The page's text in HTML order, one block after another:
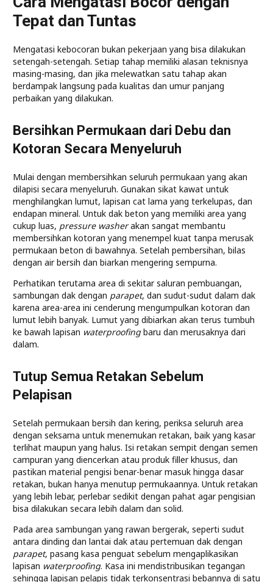
Tepat dan Tuntas
Mengatasi kebocoran bukan pekerjaan yang bisa dilakukan
setengah-setengah. Setiap tahap memiliki alasan teknisnya
masing-masing, dan jika melewatkan satu tahap akan
berdampak langsung pada kualitas dan umur panjang
perbaikan yang dilakukan.
Bersihkan Permukaan dari Debu dan
Kotoran Secara Menyeluruh
Mulai dengan membersihkan seluruh permukaan yang akan
dilapisi secara menyeluruh. Gunakan sikat kawat untuk
menghilangkan lumut, lapisan cat lama yang terkelupas, dan
endapan mineral. Untuk dak beton yang memiliki area yang
cukup luas, pressure washerakan sangat membantu
membersihkan kotoran yang menempel kuat tanpa merusak
permukaan beton di bawahnya. Setelah pembersihan, bilas
dengan air bersih dan biarkan mengering sempurna.
Perhatikan terutama area di sekitar saluran pembuangan,
sambungan dak dengan parapet, dan sudut-sudut dalam dak
karena area-area ini cenderung mengumpulkan kotoran dan
lumut lebih banyak. Lumut yang dibiarkan akan terus tumbuh
ke bawah lapisan waterproofingbaru dan merusaknya dari
dalam.
Tutup Semua Retakan Sebelum
Pelapisan
Setelah permukaan bersih dan kering, periksa seluruh area
dengan seksama untuk menemukan retakan, baik yang kasar
terlihat maupun yang halus. Isi retakan sempit dengan semen
campuran yang diencerkan atau produk filler khusus, dan
pastikan material pengisi benar-benar masuk hingga dasar
retakan, bukan hanya menutup permukaannya. Untuk retakan
yang lebih lebar, perlebar sedikit dengan pahat agar pengisian
bisa dilakukan secara lebih dalam dan solid.
Pada area sambungan yang rawan bergerak, seperti sudut
antara dinding dan lantai dak atau pertemuan dak dengan
parapet, pasang kasa penguat sebelum mengaplikasikan
lapisan waterproofing. Kasa ini mendistribusikan tegangan
sehingga lapisan pelapis tidak terkonsentrasi bebannya di satu